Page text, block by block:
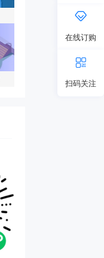
在线订购
扫码关注